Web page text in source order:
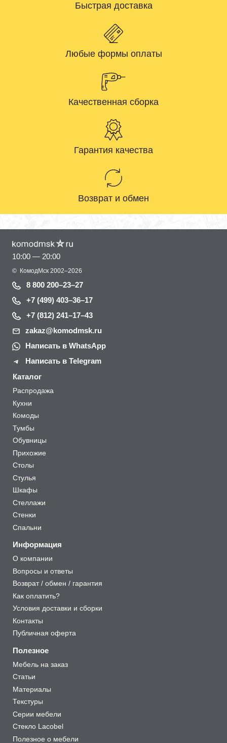
Быстрая доставка
Любые формы оплаты
Качественная сборка
Гарантия качества
Возврат и обмен
10:00 — 20:00
© КомодМск 2002–2026
8 800 200–23–27
+7 (499) 403–36–17
+7 (812) 241–17–43
zakaz@komodmsk.ru
Написать в WhatsApp
Написать в Telegram
Каталог
Распродажа
Кухни
Комоды
Тумбы
Обувницы
Прихожие
Столы
Стулья
Шкафы
Стеллажи
Стенки
Спальни
Информация
О компании
Вопросы и ответы
Возврат / обмен / гарантия
Как оплатить?
Условия доставки и сборки
Контакты
Публичная оферта
Полезное
Мебель на заказ
Статьи
Материалы
Текстуры
Серии мебели
Стекло Lacobel
Полезное о мебели